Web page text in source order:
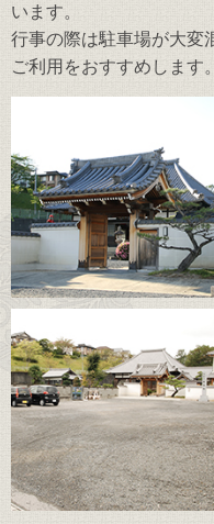
います。
行事の際は駐車場が大変
ご利用をおすすめします。